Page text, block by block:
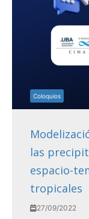
Coloquios
las
espacio-
tropicales
27/09/2022